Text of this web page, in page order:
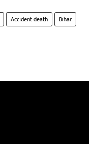
Accident death
Bihar